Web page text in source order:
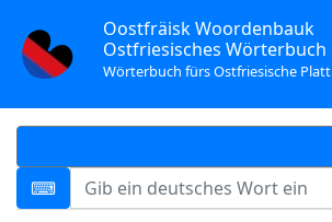
Oostfräisk Woordenbauk
Ostfriesisches Wörterbuch
Wörterbuch fürs Ostfriesische Platt